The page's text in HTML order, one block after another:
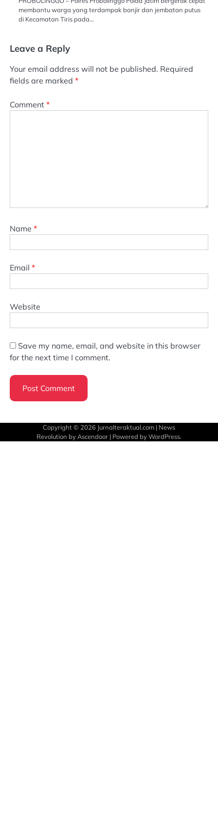
membantu warga yang terdampak banjir dan jembatan putus
di Kecamatan Tiris pada…
Leave a Reply
Your email address will not be published. Required
fields are marked *
Comment *
Name *
Email *
Website
Save my name, email, and website in this browser
for the next time I comment.
Copyright © 2026 Jurnalteraktual.com | News
Revolution by Ascendoor | Powered byWordPress.